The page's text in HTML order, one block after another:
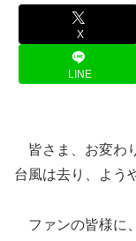
X
LINE
皆さま、お変わ
台風は去り、よう
ファンの皆様に